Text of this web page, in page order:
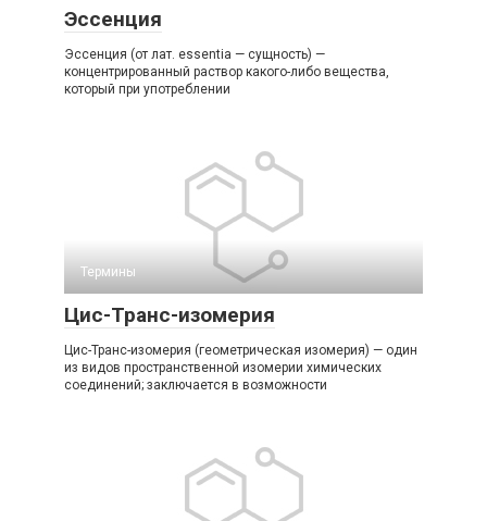
Эссенция
Эссенция (от лат. essentia — сущность) —
концентрированный раствор какого-либо вещества,
который при употреблении
Термины
Цис-Транс-изомерия
Цис-Транс-изомерия (геометрическая изомерия) — один
из видов пространственной изомерии химических
соединений; заключается в возможности